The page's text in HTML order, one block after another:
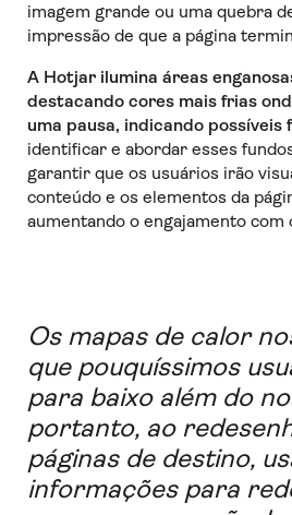
imagem grande ou uma quebra
impressão de que a página
A Hotjar ilumina áreas
destacando cores mais frias
uma pausa, indicando possíveis
identificar e abordar esses
garantir que os usuários irão
conteúdo e os elementos da
aumentando o engajamento com
Os mapas de calor
que pouquíssimos
para baixo além do
portanto, ao
páginas de destino,
informações para